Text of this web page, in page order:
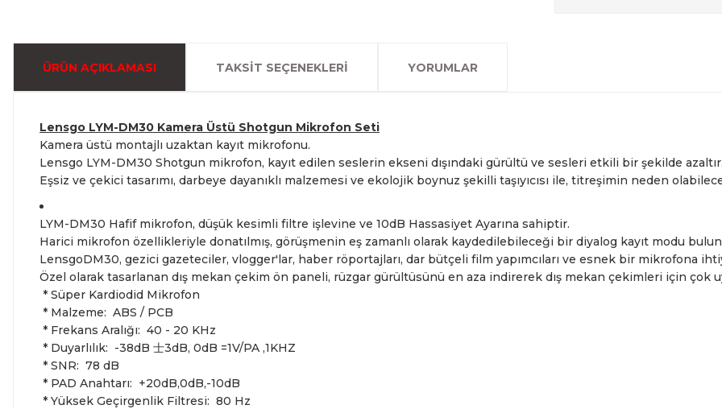
ÜRÜN AÇIKLAMASI TAKSIT SEÇENEKLERI YORUMLAR
Lensgo LYM-DM30 Kamera Üstü Shotgun Mikrofon Seti
Kamera üstü montajlı uzaktan kayıt mikrofonu.
Lensgo LYM-DM30 Shotgun mikrofon, kayıt edilen seslerin ekseni dışındaki gürültü ve sesleri etkili bir şekilde azaltır.
Eşsiz ve çekici tasarımı, darbeye dayanıklı malzemesi ve ekolojik boynuz şekilli taşıyıcısı ile, titreşimin neden
LYM-DM30 Hafif mikrofon, düşük kesimli filtre işlevine ve 10dB Hassasiyet Ayarına sahiptir.
Harici mikrofon özellikleriyle donatılmış, görüşmenin eş zamanlı olarak kaydedilebileceği bir diyalog kayıt modu
LensgoDM30, gezici gazeteciler, vlogger'lar, haber röportajları, dar bütçeli film yapımcıları ve esnek bir mikrofona
Özel olarak tasarlanan dış mekan çekim ön paneli, rüzgar gürültüsünü en aza indirerek dış mekan çekimleri için çok
* Süper Kardiodid Mikrofon
* Malzeme: ABS / PCB
* Frekans Aralığı: 40 - 20 KHz
* Duyarlılık: -38dB 士3dB, 0dB =1V/PA ,1KHZ
* SNR: 78 dB
* PAD Anahtarı: +20dB,0dB,-10dB
* Yüksek Geçirgenlik Filtresi: 80 Hz